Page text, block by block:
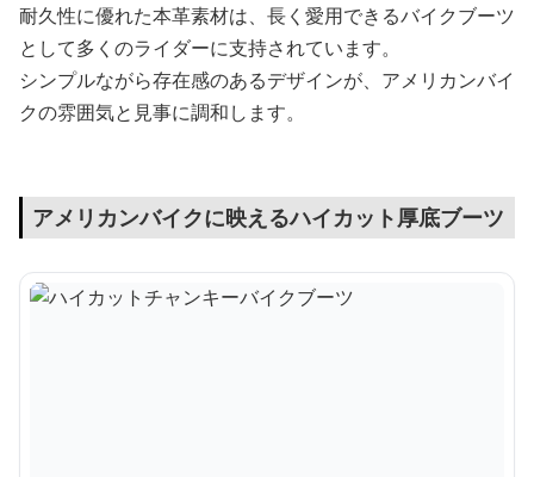
耐久性に優れた本革素材は、長く愛用できるバイクブーツ
として多くのライダーに支持されています。
シンプルながら存在感のあるデザインが、アメリカンバイ
クの雰囲気と見事に調和します。
アメリカンバイクに映えるハイカット厚底ブーツ